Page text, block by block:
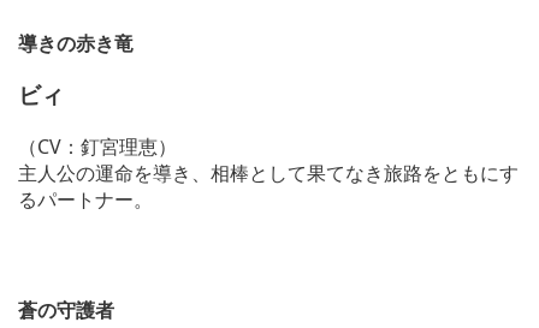
導きの赤き竜
ビィ
（CV：釘宮理恵）
主人公の運命を導き、相棒として果てなき旅路をともにす
るパートナー。
蒼の守護者